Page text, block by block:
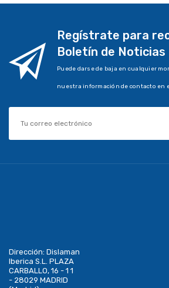
Regístrate para
Boletín de Noticias
Puede darse de baja en cualquier
nuestra información de contacto en
Dirección: Dislaman
Iberica S.L. PLAZA
CARBALLO, 16 - 1 1
- 28029 MADRID